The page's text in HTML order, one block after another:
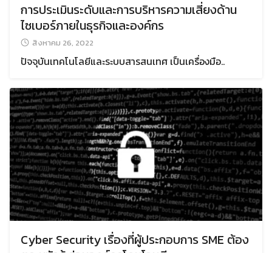
การประเมินระดับและการบริหารความเสี่ยงด้าน
ไซเบอร์ภายในธุรกิจและองค์กร
สิงหาคม 26, 2022
ปัจจุบันเทคโนโลยีและระบบสารสนเทศ เป็นเครื่องมือ..
Cyber Security เรื่องที่ผู้ประกอบการ SME ต้อง